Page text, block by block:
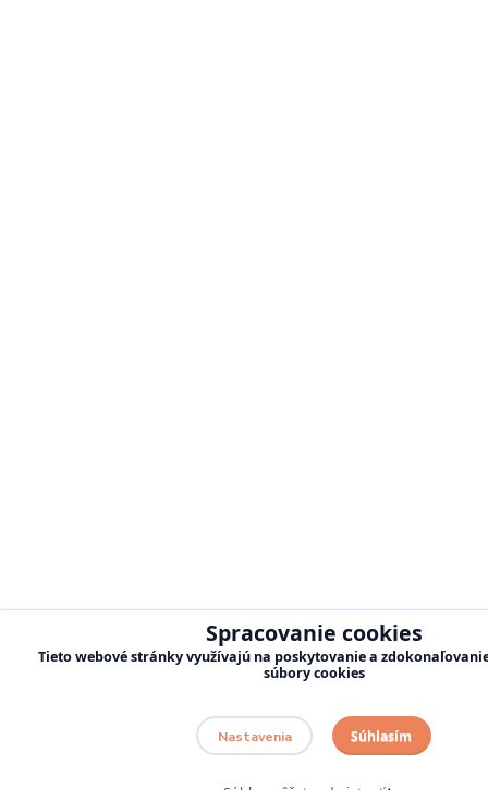
Spracovanie cookies
Tieto webové stránky využívajú na poskytovanie a
súbory cookies
Nastavenia Súhlasím